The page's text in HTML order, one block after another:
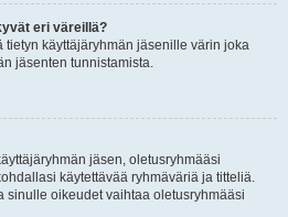
eri väreillä?
tietyn käyttäjäryhmän jäsenille värin joka
jäsenten tunnistamista.
jäsen, oletusryhmääsi
käytettävää ryhmäväriä ja titteliä.
sinulle oikeudet vaihtaa oletusryhmääsi